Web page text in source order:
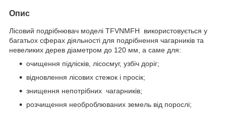
Опис
Лісовий подрібнювач моделі TFVNMFH використовується у
багатьох сферах діяльності для подрібнення чагарників та
невеликих дерев діаметром до 120 мм, а саме для:
очищення підлісків, лісосмуг, узбіч доріг;
відновлення лісових стежок і просік;
знищення непотрібних чагарників;
розчищення необроблюваних земель від порослі;